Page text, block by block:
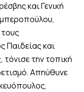
και Γενική
Παιδείας και
την τοπική
Απηύθυνε